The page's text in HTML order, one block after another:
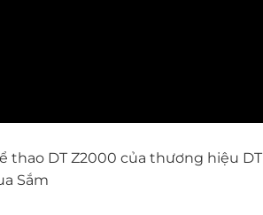
thao DT Z2000 của thương hiệu DT
Sắm